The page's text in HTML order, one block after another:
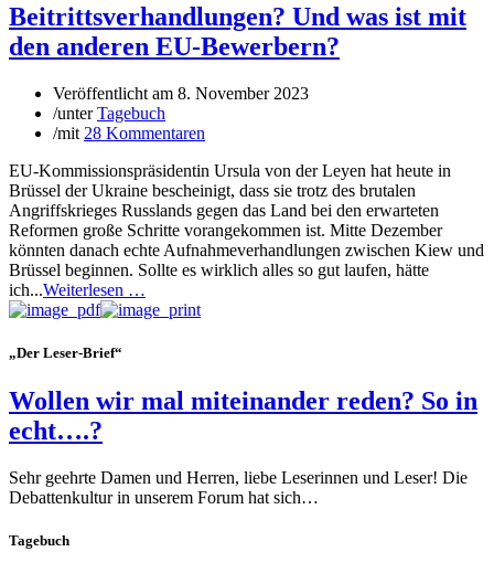
Beitrittsverhandlungen? Und was ist mit
den anderen EU-Bewerbern?
Veröffentlicht am 8. November 2023
/unterTagebuch
/mit 28 Kommentaren
EU-Kommissionspräsidentin Ursula von der Leyen hat heute in
Brüssel der Ukraine bescheinigt, dass sie trotz des brutalen
Angriffskrieges Russlands gegen das Land bei den erwarteten
Reformen große Schritte vorangekommen ist. Mitte Dezember
könnten danach echte Aufnahmeverhandlungen zwischen Kiew und
Brüssel beginnen. Sollte es wirklich alles so gut laufen, hätte
ich...Weiterlesen …
„Der Leser-Brief“
Wollen wir mal miteinander reden? So in
echt….?
Sehr geehrte Damen und Herren, liebe Leserinnen und Leser! Die
Debattenkultur in unserem Forum hat sich…
Tagebuch